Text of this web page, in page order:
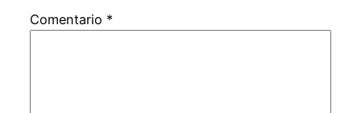
Comentario *